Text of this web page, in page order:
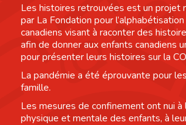
Les histoires retrouvées est un projet
par La Fondation pour
canadiens visant à raconter des
afin de donner aux enfants canadiens
pour présenter leurs histoires sur la
La pandémie a été éprouvante pour
famille.
Les mesures de confinement ont nui à
physique et mentale des enfants, à